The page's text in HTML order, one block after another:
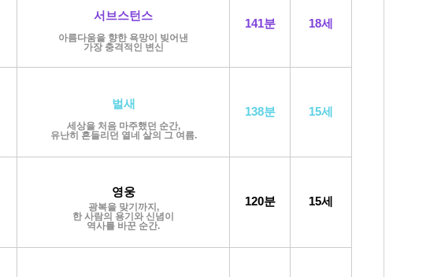
서브스턴스
아름다움을 향한 욕망이 빚어낸
가장 충격적인 변신
141분 18세
벌새
세상을 처음 마주했던 순간,
유난히 흔들리던 열네 살의 그 여름.
138분 15세
영웅
광복을 맞기까지,
한 사람의 용기와 신념이
역사를 바꾼 순간.
120분 15세